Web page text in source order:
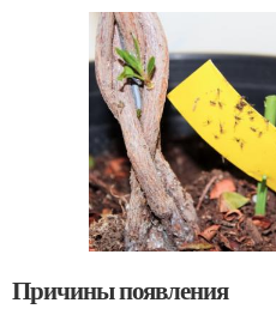
Причины появления